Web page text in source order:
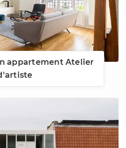
appartement Atelier